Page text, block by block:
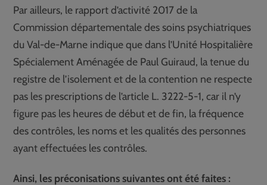
Par ailleurs, le rapport d’activité 2017 de la
Commission départementale des soins psychiatriques
du Val-de-Marne indique que dans l’Unité Hospitalière
Spécialement Aménagée de Paul Guiraud, la tenue du
registre de l’isolement et de la contention ne respecte
pas les prescriptions de l’article L. 3222-5-1, car il n’y
figure pas les heures de début et de fin, la fréquence
des contrôles, les noms et les qualités des personnes
ayant effectuées les contrôles.
Ainsi, les préconisations suivantes ont été faites :